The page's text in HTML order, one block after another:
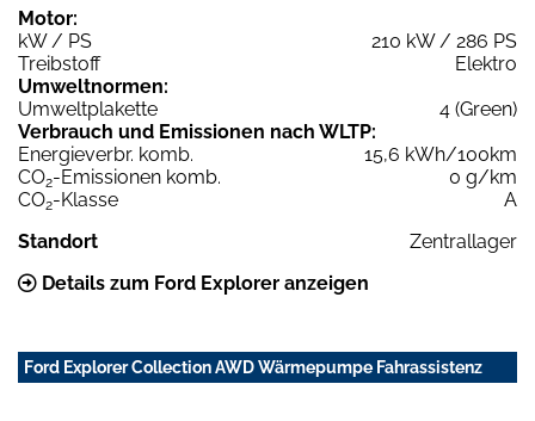
Motor:
kW / PS
210 kW / 286 PS
Treibstoff
Elektro
Umweltnormen:
Umweltplakette
4 (Green)
Verbrauch und Emissionen nach WLTP:
Energieverbr. komb.
15,6 kWh/100km
CO2-Emissionen komb.
0 g/km
CO2-Klasse
A
Standort
Zentrallager
Details zum Ford Explorer anzeigen
Ford Explorer Collection AWD Wärmepumpe Fahrassistenz